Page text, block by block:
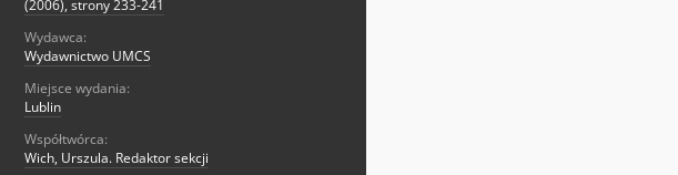
(2006), strony 233-241
Wydawca:
Wydawnictwo UMCS
Miejsce wydania:
Lublin
Współtwórca:
Wich, Urszula. Redaktor sekcji